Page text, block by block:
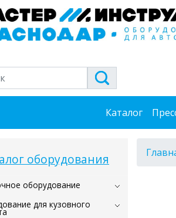
Каталог
оборудования
оборудование
для кузовного